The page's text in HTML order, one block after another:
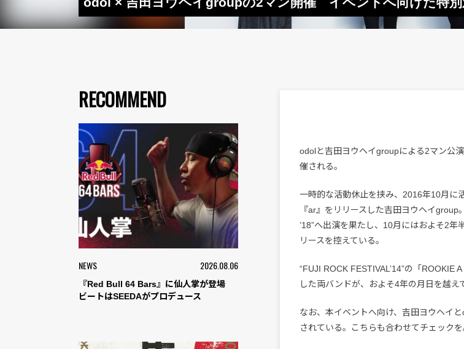
RECOMMEND
NEWS 2026.08.06
『Red Bull 64 Bars』に仙人掌が登場
ビートはSEEDAがプロデュース
odolと吉田ヨウヘイgroupによる2マン公
催される。
一時的な活動休止を挟み、2016年10月に
『ar』をリリースした吉田ヨウヘイgroup
’18”へ出演を果たし、10月にはおよそ2
リースを控えている。
“FUJI ROCK FESTIVAL’14”の「ROOKIE
した両バンドが、およそ4年の月日を越え
なお、本イベントへ向け、吉田ヨウヘイ
されている。こちらも合わせてチェックを